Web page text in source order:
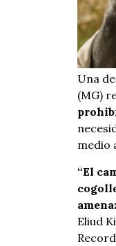
Una
(MG)
medio
“El
Eliud